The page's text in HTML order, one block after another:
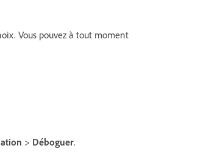
Vous pouvez à tout moment
> Déboguer.